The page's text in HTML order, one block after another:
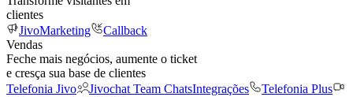
clientes
JivoMarketing
Callback
Vendas
Feche mais negócios, aumente o ticket
e cresça sua base de clientes
Telefonia Jivo
Jivochat Team ChatsIntegrações
Telefonia Plus